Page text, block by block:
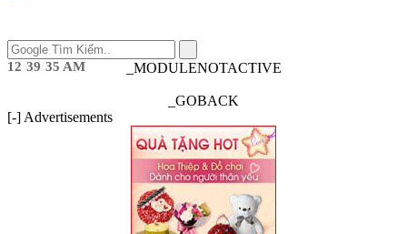
12 39 35 AM _MODULENOTACTIVE
_GOBACK
[-] Advertisements